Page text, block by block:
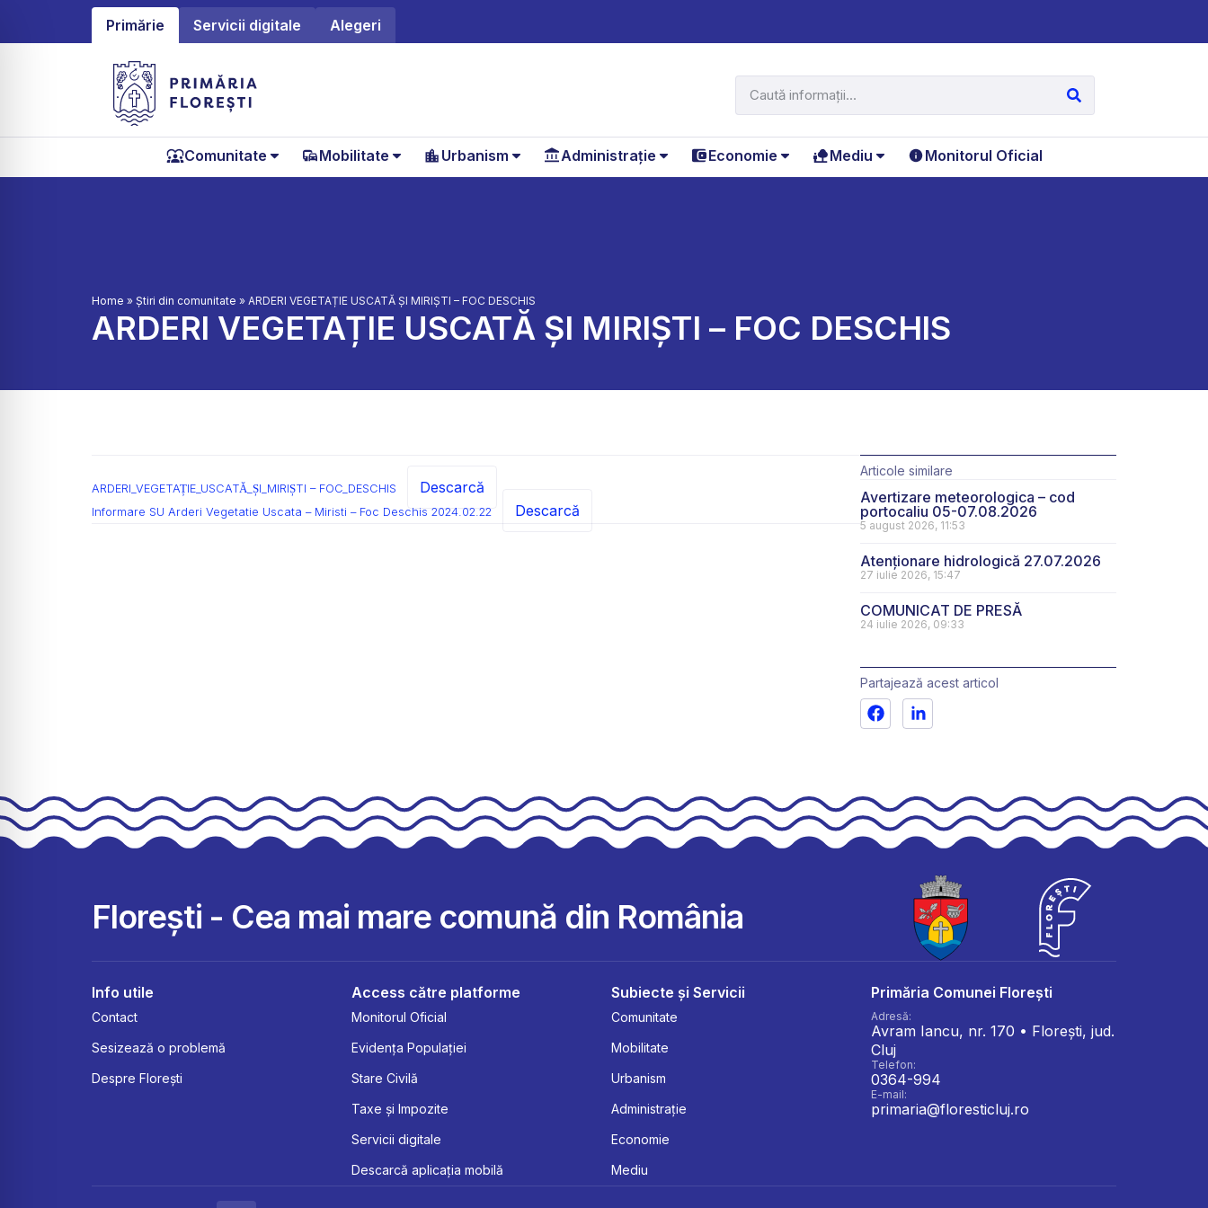
Primărie Servicii digitale Alegeri
Comunitate Mobilitate Urbanism Administrație Economie Mediu Monitorul Oficial
Home » Știri din comunitate » ARDERI VEGETAȚIE USCATĂ ȘI MIRIȘTI – FOC DESCHIS
ARDERI VEGETAȚIE USCATĂ ȘI MIRIȘTI – FOC DESCHIS
ARDERI_VEGETAȚIE_USCATĂ_ȘI_MIRIȘTI – FOC_DESCHIS Descarcă
Informare SU Arderi Vegetatie Uscata – Miristi – Foc Deschis 2024.02.22 Descarcă
Articole similare
Avertizare meteorologica – cod
portocaliu 05-07.08.2026
5 august 2026, 11:53
Atenționare hidrologică 27.07.2026
27 iulie 2026, 15:47
COMUNICAT DE PRESĂ
24 iulie 2026, 09:33
Partajează acest articol
Florești - Cea mai mare comună din România
Info utile
Contact
Sesizează o problemă
Despre Florești
Access către platforme
Monitorul Oficial
Evidența Populației
Stare Civilă
Taxe și Impozite
Servicii digitale
Descarcă aplicația mobilă
Subiecte și Servicii
Comunitate
Mobilitate
Urbanism
Administrație
Economie
Mediu
Primăria Comunei Florești
Adresă:
Avram Iancu, nr. 170 • Florești, jud.
Cluj
Telefon:
0364-994
E-mail:
primaria@floresticluj.ro